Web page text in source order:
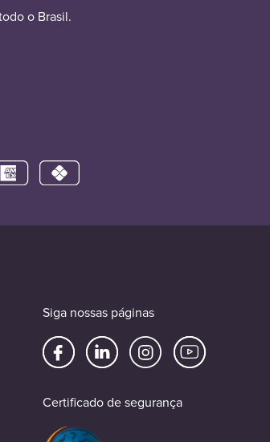
o Brasil.
Siga nossas páginas
Certificado de segurança